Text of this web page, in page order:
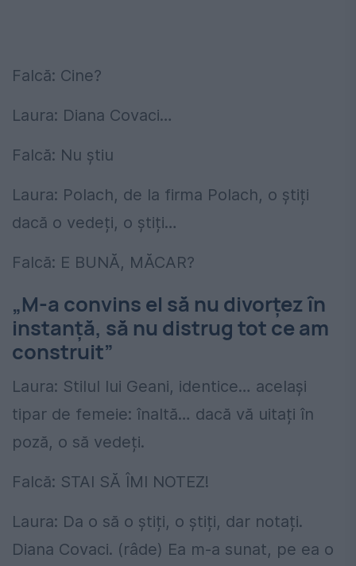
Falcă: Cine?
Laura: Diana Covaci…
Falcă: Nu știu
Laura: Polach, de la firma Polach, o știți
dacă o vedeți, o știți…
Falcă: E BUNĂ, MĂCAR?
„M-a convins el să nu divorțez în
instanță, să nu distrug tot ce am
construit”
Laura: Stilul lui Geani, identice… același
tipar de femeie: înaltă… dacă vă uitați în
poză, o să vedeți.
Falcă: STAI SĂ ÎMI NOTEZ!
Laura: Da o să o știți, o știți, dar notați.
Diana Covaci. (râde) Ea m-a sunat, pe ea o